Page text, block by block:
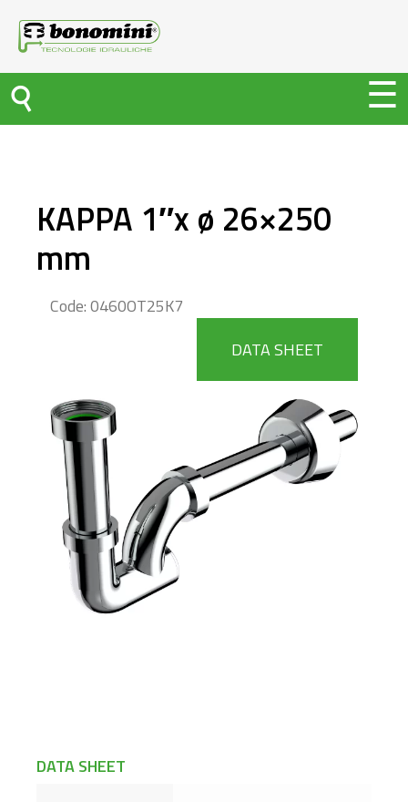
KAPPA 1″x ø 26×250
mm
Code: 0460OT25K7
DATA SHEET
DATA SHEET